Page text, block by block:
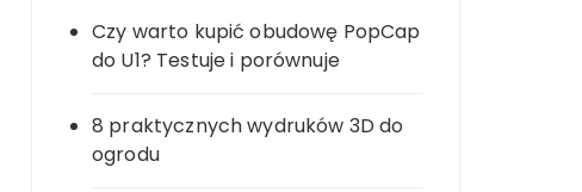
Czy warto kupić obudowę PopCap
do U1? Testuje i porównuje
8 praktycznych wydruków 3D do
ogrodu